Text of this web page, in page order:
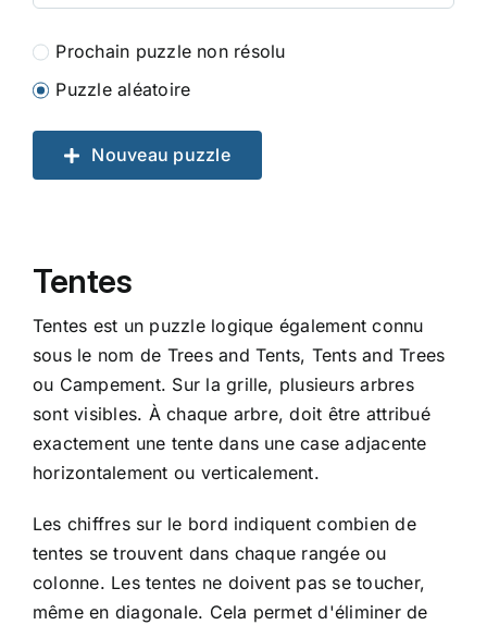
Prochain puzzle non résolu
Puzzle aléatoire
Nouveau puzzle
Tentes
Tentes est un puzzle logique également connu
sous le nom de Trees and Tents, Tents and Trees
ou Campement. Sur la grille, plusieurs arbres
sont visibles. À chaque arbre, doit être attribué
exactement une tente dans une case adjacente
horizontalement ou verticalement.
Les chiffres sur le bord indiquent combien de
tentes se trouvent dans chaque rangée ou
colonne. Les tentes ne doivent pas se toucher,
même en diagonale. Cela permet d'éliminer de